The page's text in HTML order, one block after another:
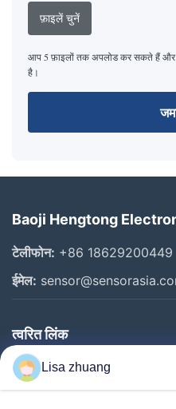
फ़ाइलें चुनें
आप 5 फ़ाइलों तक अपलोड कर सकते हैं
है।
Baoji Hengtong
टेलीफोन: +86 18629200449
ईमेल:
त्वरित लिंक
घर
उत्पादों
Lisa zhuang